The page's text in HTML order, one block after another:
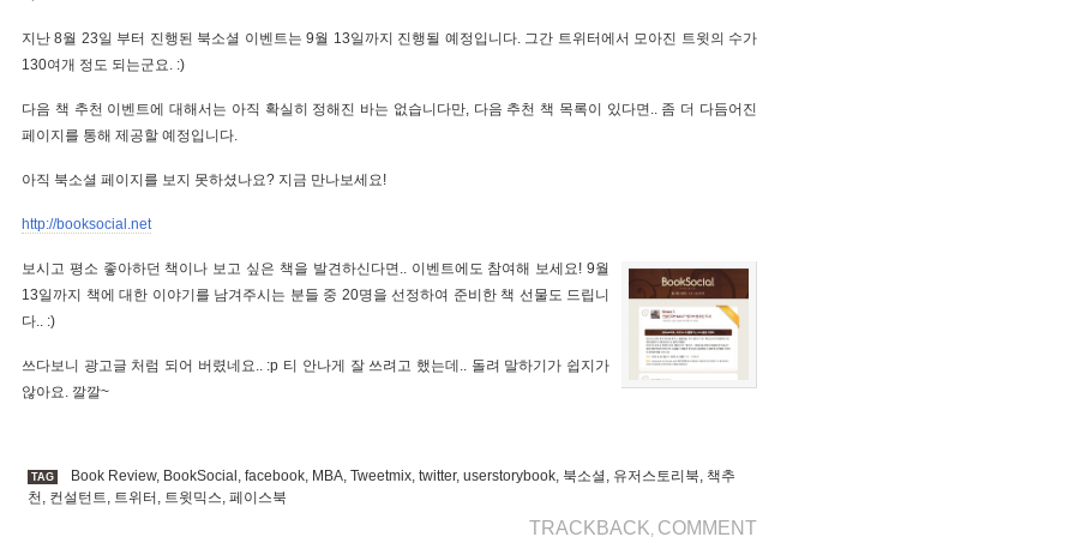
지난 8월 23일 부터 진행된 북소셜 이벤트는 9월 13일까지 진행될 예정입니다. 그간 트위터에서 모아진 트윗의 수가
130여개 정도 되는군요. :)
다음 책 추천 이벤트에 대해서는 아직 확실히 정해진 바는 없습니다만, 다음 추천 책 목록이 있다면.. 좀 더 다듬어진
페이지를 통해 제공할 예정입니다.
아직 북소셜 페이지를 보지 못하셨나요? 지금 만나보세요!
http://booksocial.net
보시고 평소 좋아하던 책이나 보고 싶은 책을 발견하신다면.. 이벤트에도 참여해 보세요! 9월
13일까지 책에 대한 이야기를 남겨주시는 분들 중 20명을 선정하여 준비한 책 선물도 드립니
다.. :)
쓰다보니 광고글 처럼 되어 버렸네요.. :p 티 안나게 잘 쓰려고 했는데.. 돌려 말하기가 쉽지가
않아요. 깔깔~
TAG Book Review, BookSocial , facebook, MBA, Tweetmix, twitter, userstorybook, 북소셜 , 유저스토리북, 책추
천 , 컨설턴트, 트위터 , 트윗믹스, 페이스북
TRACKBACK, COMMENT